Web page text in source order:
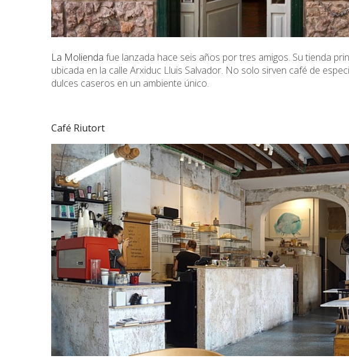
La Molienda fue lanzada hace seis años por tres amigos. Su tienda
ubicada en la calle Arxiduc Lluis Salvador. No solo sirven café de
dulces caseros en un ambiente único.
Café Riutort